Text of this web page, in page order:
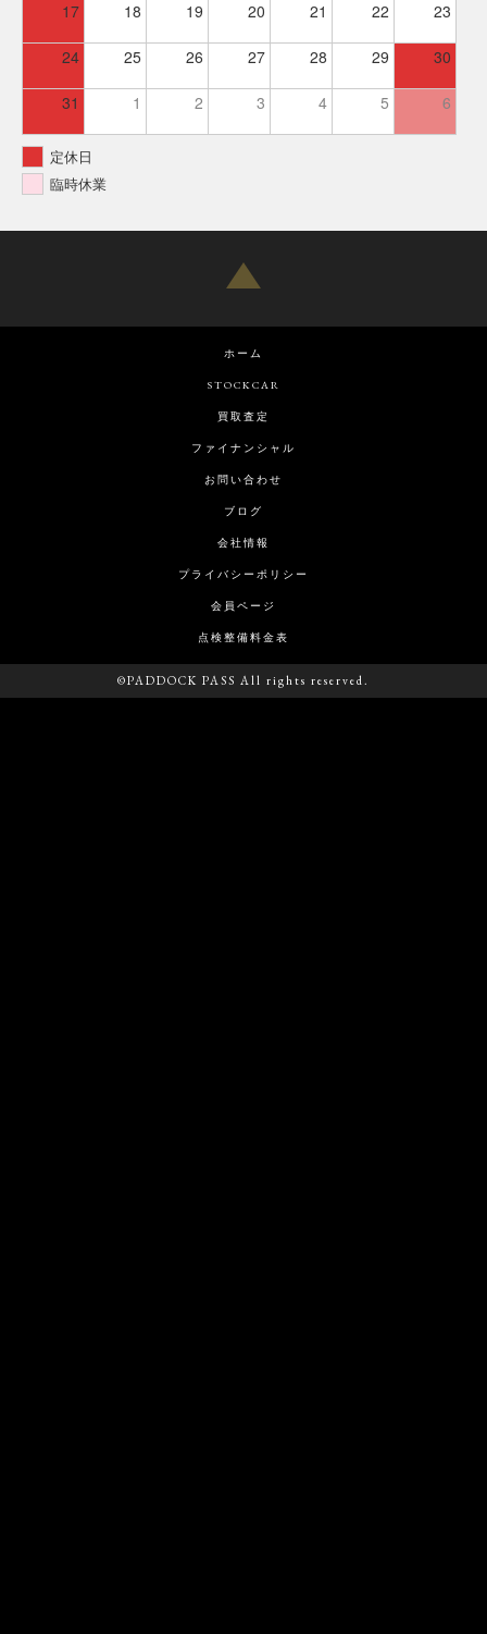
17 18 19 20 21 22 23
24 25 26 27 28 29 30
31 1 2 3 4 5 6
定休日
臨時休業
ホーム
STOCKCAR
買取査定
ファイナンシャル
お問い合わせ
ブログ
会社情報
プライバシーポリシー
会員ページ
点検整備料金表
©PADDOCK PASS All rights reserved.